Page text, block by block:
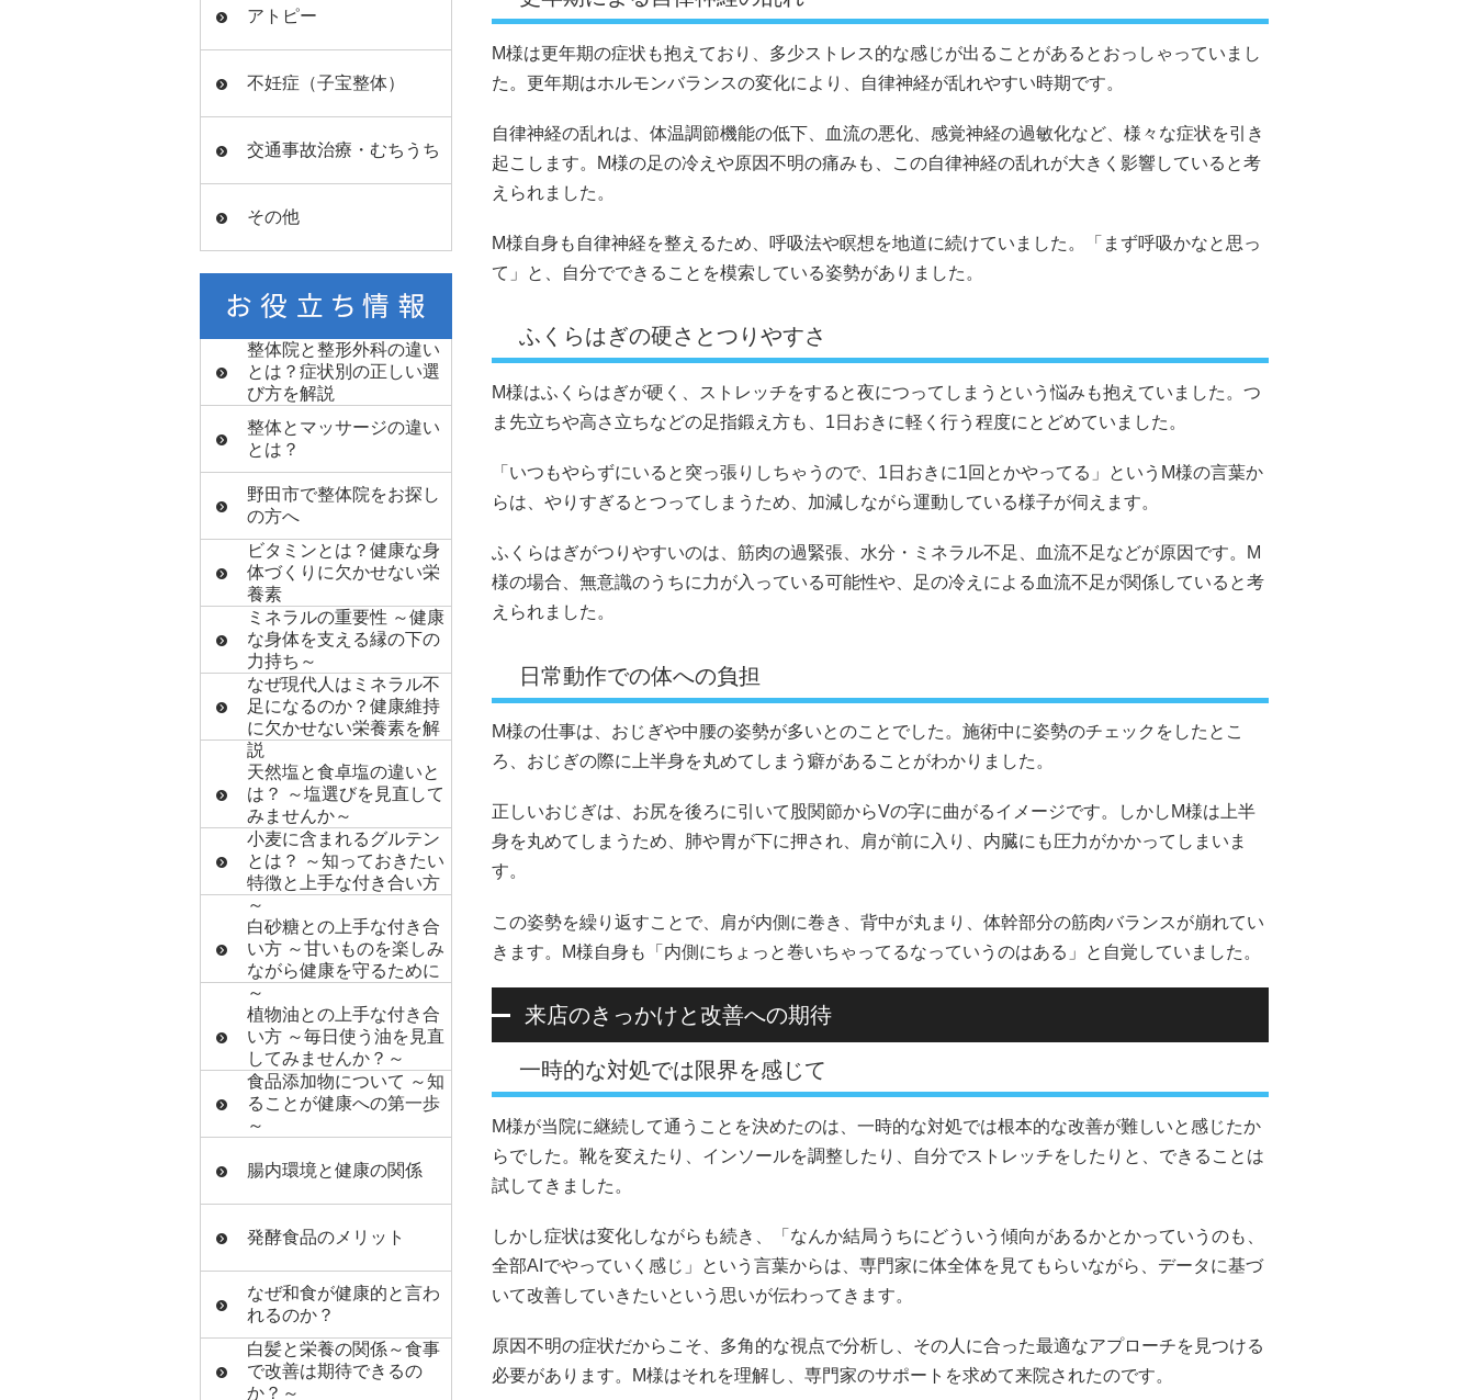
アトピー
不妊症（子宝整体）
交通事故治療・むちうち
その他
整体院と整形外科の違い
とは？症状別の正しい選
び方を解説
整体とマッサージの違い
とは？
野田市で整体院をお探し
の方へ
ビタミンとは？健康な身
体づくりに欠かせない栄
養素
ミネラルの重要性 ～健康
な身体を支える縁の下の
力持ち～
なぜ現代人はミネラル不
足になるのか？健康維持
に欠かせない栄養素を解
説
天然塩と食卓塩の違いと
は？ ～塩選びを見直して
みませんか～
小麦に含まれるグルテン
とは？ ～知っておきたい
特徴と上手な付き合い方
～
白砂糖との上手な付き合
い方 ～甘いものを楽しみ
ながら健康を守るために
～
植物油との上手な付き合
い方 ～毎日使う油を見直
してみませんか？～
食品添加物について ～知
ることが健康への第一歩
～
腸内環境と健康の関係
発酵食品のメリット
なぜ和食が健康的と言わ
れるのか？
白髪と栄養の関係～食事
で改善は期待できるの
か？～
M様は更年期の症状も抱えており、多少ストレス的な感じが出ることがあるとおっしゃっていまし
た。更年期はホルモンバランスの変化により、自律神経が乱れやすい時期です。
自律神経の乱れは、体温調節機能の低下、血流の悪化、感覚神経の過敏化など、様々な症状を引き
起こします。M様の足の冷えや原因不明の痛みも、この自律神経の乱れが大きく影響していると考
えられました。
M様自身も自律神経を整えるため、呼吸法や瞑想を地道に続けていました。「まず呼吸かなと思っ
て」と、自分でできることを模索している姿勢がありました。
ふくらはぎの硬さとつりやすさ
M様はふくらはぎが硬く、ストレッチをすると夜につってしまうという悩みも抱えていました。つ
ま先立ちや高さ立ちなどの足指鍛え方も、1日おきに軽く行う程度にとどめていました。
「いつもやらずにいると突っ張りしちゃうので、1日おきに1回とかやってる」というM様の言葉か
らは、やりすぎるとつってしまうため、加減しながら運動している様子が伺えます。
ふくらはぎがつりやすいのは、筋肉の過緊張、水分・ミネラル不足、血流不足などが原因です。M
様の場合、無意識のうちに力が入っている可能性や、足の冷えによる血流不足が関係していると考
えられました。
日常動作での体への負担
M様の仕事は、おじぎや中腰の姿勢が多いとのことでした。施術中に姿勢のチェックをしたとこ
ろ、おじぎの際に上半身を丸めてしまう癖があることがわかりました。
正しいおじぎは、お尻を後ろに引いて股関節からVの字に曲がるイメージです。しかしM様は上半
身を丸めてしまうため、肺や胃が下に押され、肩が前に入り、内臓にも圧力がかかってしまいま
す。
この姿勢を繰り返すことで、肩が内側に巻き、背中が丸まり、体幹部分の筋肉バランスが崩れてい
きます。M様自身も「内側にちょっと巻いちゃってるなっていうのはある」と自覚していました。
来店のきっかけと改善への期待
一時的な対処では限界を感じて
M様が当院に継続して通うことを決めたのは、一時的な対処では根本的な改善が難しいと感じたか
らでした。靴を変えたり、インソールを調整したり、自分でストレッチをしたりと、できることは
試してきました。
しかし症状は変化しながらも続き、「なんか結局うちにどういう傾向があるかとかっていうのも、
全部AIでやっていく感じ」という言葉からは、専門家に体全体を見てもらいながら、データに基づ
いて改善していきたいという思いが伝わってきます。
原因不明の症状だからこそ、多角的な視点で分析し、その人に合った最適なアプローチを見つける
必要があります。M様はそれを理解し、専門家のサポートを求めて来院されたのです。